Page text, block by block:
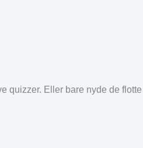
quizzer. Eller bare nyde de